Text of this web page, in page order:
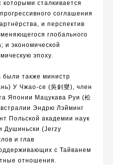
которыми сталкивается
соглашения
и перспектив
глобального
и экономической
эпоху.
были также министр
У Чжао-се (吳釗燮), член
Японии Мацукава Руи (松
Эндрю Лэйминг
Польской академии наук
Душиньски (Jerzy
и глав
с Тайванем
отношения.